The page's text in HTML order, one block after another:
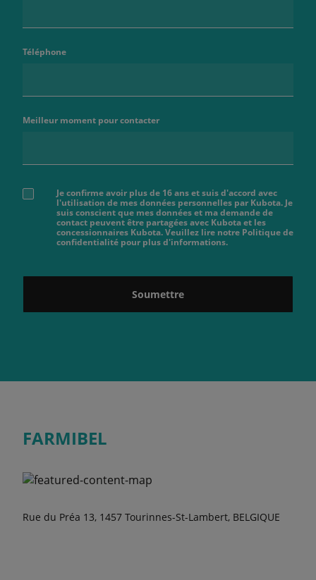
Téléphone
Meilleur moment pour contacter
Je confirme avoir plus de 16 ans et suis d'accord avec
l'utilisation de mes données personnelles par Kubota. Je
suis conscient que mes données et ma demande de
contact peuvent être partagées avec Kubota et les
concessionnaires Kubota. Veuillez lire notre Politique de
confidentialité pour plus d'informations.
Soumettre
FARMIBEL
Rue du Préa 13, 1457 Tourinnes-St-Lambert, BELGIQUE